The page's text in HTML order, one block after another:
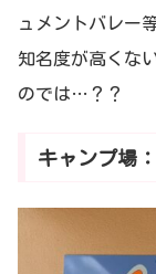
ュメントバレー
知名度が高くな
のでは…？？
キャンプ場：